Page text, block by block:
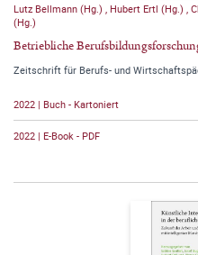
Lutz Bellmann (Hg.) Hubert Ertl (Hg.)
(Hg.)
Betriebliche
Zeitschrift für Berufs- und
2022 | Buch - Kartoniert
2022 | E-Book - PDF